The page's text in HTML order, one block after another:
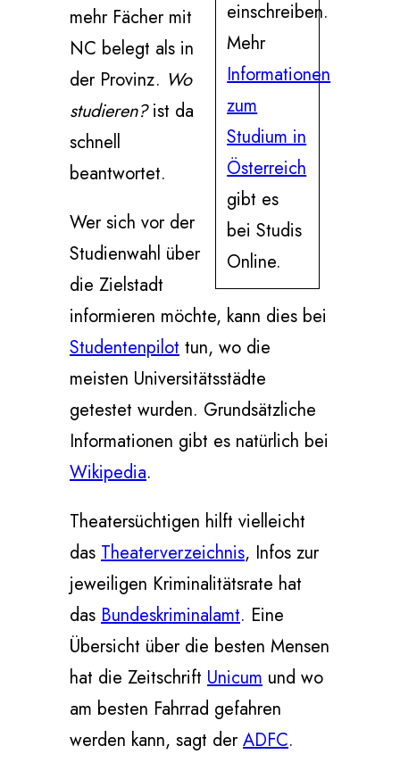
einschreiben.
Mehr
Informationen
zum
Studium in
Österreich
gibt es
bei Studis
Online.
mehr Fächer mit
NC belegt als in
der Provinz. Wo
studieren?ist da
schnell
beantwortet.
Wer sich vor der
Studienwahl über
die Zielstadt
informieren möchte, kann dies bei
Studentenpilot tun, wo die
meisten Universitätsstädte
getestet wurden. Grundsätzliche
Informationen gibt es natürlich bei
Wikipedia.
Theatersüchtigen hilft vielleicht
das Theaterverzeichnis, Infos zur
jeweiligen Kriminalitätsrate hat
das Bundeskriminalamt. Eine
Übersicht über die besten Mensen
hat die Zeitschrift Unicum und wo
am besten Fahrrad gefahren
werden kann, sagt derADFC.